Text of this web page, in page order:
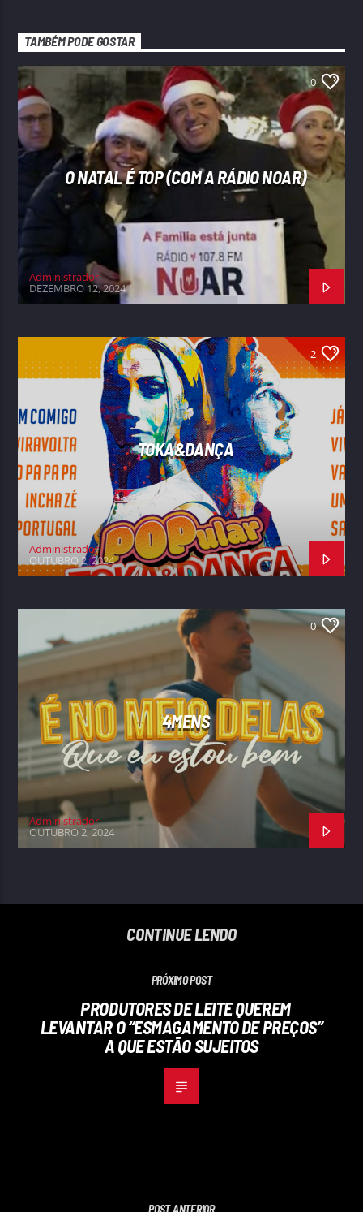
TAMBÉM PODE GOSTAR
0
O NATAL É TOP (COM A RÁDIO NOAR)
Administrador
DEZEMBRO 12, 2024
2
TOKA&DANÇA
Administrador
OUTUBRO 2, 2024
0
4MENS
Administrador
OUTUBRO 2, 2024
CONTINUE LENDO
PRÓXIMO POST
PRODUTORES DE LEITE QUEREM
LEVANTAR O “ESMAGAMENTO DE PREÇOS”
A QUE ESTÃO SUJEITOS